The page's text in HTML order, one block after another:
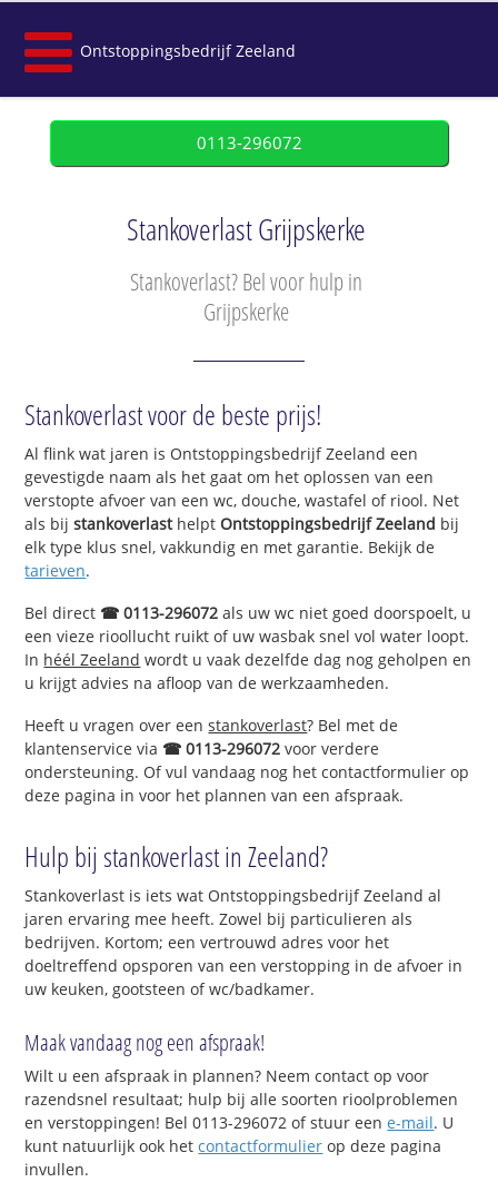
Ontstoppingsbedrijf Zeeland
0113-296072
Stankoverlast Grijpskerke
Stankoverlast? Bel voor hulp in
Grijpskerke
Stankoverlast voor de beste prijs!
Al flink wat jaren is Ontstoppingsbedrijf Zeeland een
gevestigde naam als het gaat om het oplossen van een
verstopte afvoer van een wc, douche, wastafel of riool. Net
als bijstankoverlasthelptOntstoppingsbedrijf Zeeland bij
elk type klus snel, vakkundig en met garantie. Bekijk de
tarieven.
Bel direct ☎ 0113-296072 als uw wc niet goed doorspoelt, u
een vieze rioollucht ruikt of uw wasbak snel vol water loopt.
In héél Zeeland wordt u vaak dezelfde dag nog geholpen en
u krijgt advies na afloop van de werkzaamheden.
Heeft u vragen over eenstankoverlast? Bel met de
klantenservice via ☎ 0113-296072 voor verdere
ondersteuning. Of vul vandaag nog het contactformulier op
deze pagina in voor het plannen van een afspraak.
Hulp bij stankoverlast in Zeeland?
Stankoverlast is iets wat Ontstoppingsbedrijf Zeeland al
jaren ervaring mee heeft. Zowel bij particulieren als
bedrijven. Kortom; een vertrouwd adres voor het
doeltreffend opsporen van een verstopping in de afvoer in
uw keuken, gootsteen of wc/badkamer.
Maak vandaag nog een afspraak!
Wilt u een afspraak in plannen? Neem contact op voor
razendsnel resultaat; hulp bij alle soorten rioolproblemen
en verstoppingen! Bel 0113-296072 of stuur eene-mail. U
kunt natuurlijk ook hetcontactformulier op deze pagina
invullen.